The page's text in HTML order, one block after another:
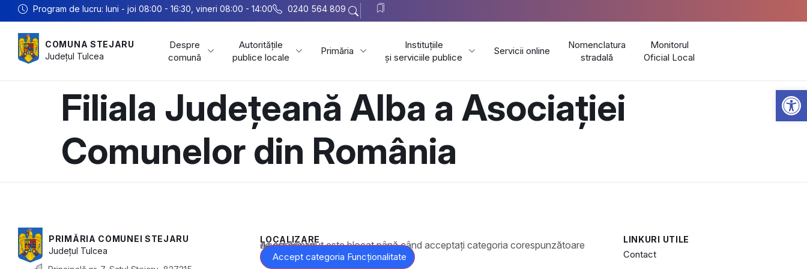
Program de lucru: luni - joi 08:00 - 16:30, vineri 08:00 - 14:00 0240 564 809
COMUNA STEJARU
Județul Tulcea
Despre
comună
Autoritățile
publice locale
Primăria
Instituțiile
și serviciile publice
Servicii online
Nomenclatura
stradală
Monitorul
Oficial Local
Filiala Județeană Alba a Asociației
Comunelor din România
PRIMĂRIA COMUNEI STEJARU
Județul Tulcea
LOCALIZARE
Acest conținut este blocat până când acceptați categoria corespunzătoare de cookie-uri.
Accept categoria Funcționalitate
LINKURI UTILE
Contact